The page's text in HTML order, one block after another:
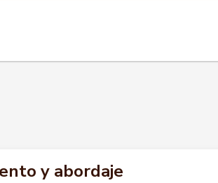
y abordaje